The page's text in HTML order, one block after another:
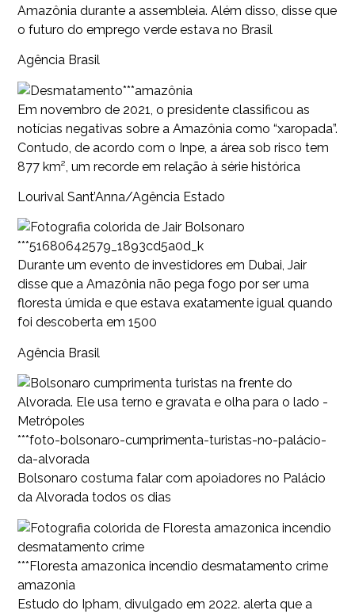
Amazônia durante a assembleia. Além disso, disse que
o futuro do emprego verde estava no Brasil
Agência Brasil
***amazônia
Em novembro de 2021, o presidente classificou as
notícias negativas sobre a Amazônia como “xaropada”.
Contudo, de acordo com o Inpe, a área sob risco tem
877 km², um recorde em relação à série histórica
Lourival Sant’Anna/Agência Estado
***51680642579_1893cd5a0d_k
Durante um evento de investidores em Dubai, Jair
disse que a Amazônia não pega fogo por ser uma
floresta úmida e que estava exatamente igual quando
foi descoberta em 1500
Agência Brasil
***foto-bolsonaro-cumprimenta-turistas-no-palácio-
da-alvorada
Bolsonaro costuma falar com apoiadores no Palácio
da Alvorada todos os dias
***Floresta amazonica incendio desmatamento crime
amazonia
Estudo do Ipham, divulgado em 2022. alerta que a